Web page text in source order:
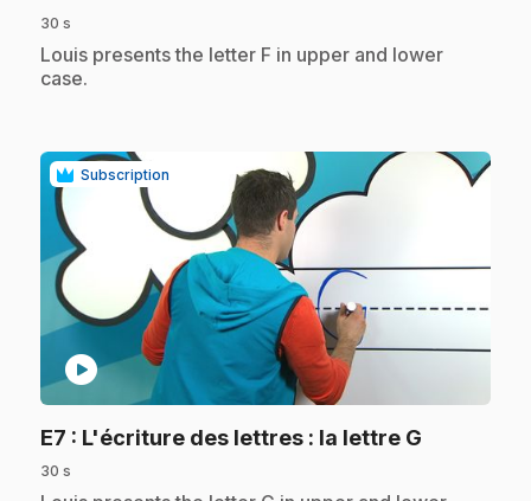
30 s
.Louis presents the letter F in upper and lower
case.
Subscription
play_circle
E7 : L'écriture des lettres : la lettre G
30 s